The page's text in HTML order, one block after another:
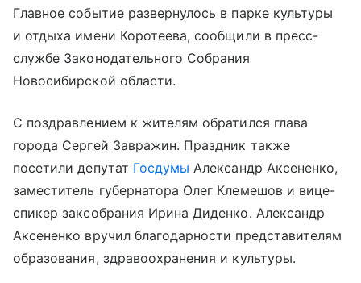
Главное событие развернулось в парке культуры
и отдыха имени Коротеева, сообщили в пресс-
службе Законодательного Собрания
Новосибирской области.
С поздравлением к жителям обратился глава
города Сергей Завражин. Праздник также
посетили депутат Госдумы Александр Аксененко,
заместитель губернатора Олег Клемешов и вице-
спикер заксобрания Ирина Диденко. Александр
Аксененко вручил благодарности представителям
образования, здравоохранения и культуры.